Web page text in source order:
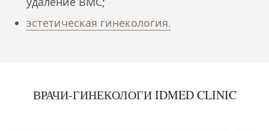
эстетическая гинекология.
ВРАЧИ-ГИНЕКОЛОГИ IDMED CLINIC